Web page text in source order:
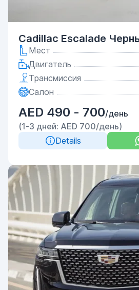
Cadillac Escalade
Мест
Двигатель
Трансмиссия
Салон
AED 490 - 700/день
(1-3 дней: AED 700/день)
Details